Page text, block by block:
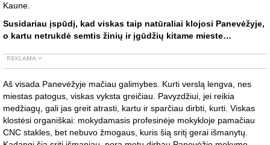
Kaune.
Susidariau įspūdį, kad viskas taip natūraliai klojosi Panevėžyje,
o kartu netrukdė semtis žinių ir įgūdžių kitame mieste…
Aš visada Panevėžyje mačiau galimybes. Kurti verslą lengva, nes
miestas patogus, viskas vyksta greičiau. Pavyzdžiui, jei reikia
medžiagų, gali jas greit atrasti, kartu ir sparčiau dirbti, kurti. Viskas
klostėsi organiškai: mokydamasis profesinėje mokykloje pamačiau
CNC stakles, bet nebuvo žmogaus, kuris šią sritį gerai išmanytų.